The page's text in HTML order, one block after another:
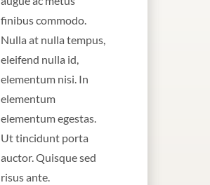
finibus commodo.
Nulla at nulla tempus,
eleifend nulla id,
elementum nisi. In
elementum
elementum egestas.
Ut tincidunt porta
auctor. Quisque sed
risus ante.